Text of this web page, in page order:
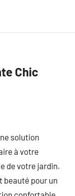
Chic
solution
à votre
de votre jardin.
beauté pour un